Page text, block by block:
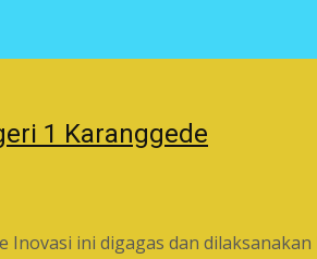
1 Karanggede
ini digagas dan